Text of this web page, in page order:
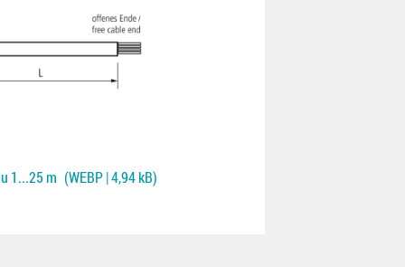
1...25 m (WEBP | 4,94 kB)